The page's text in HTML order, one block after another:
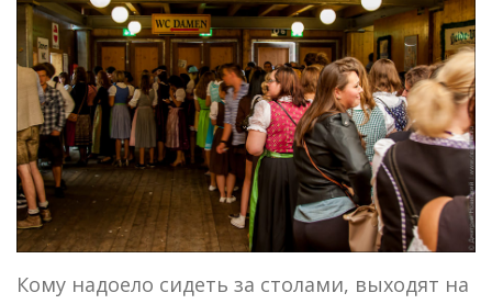
Кому надоело сидеть за столами, выходят на